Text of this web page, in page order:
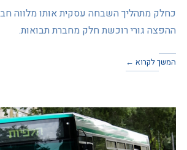
ההפצה גורי רוכשת חלק מחברת תבואות.
המשך לקרוא ←